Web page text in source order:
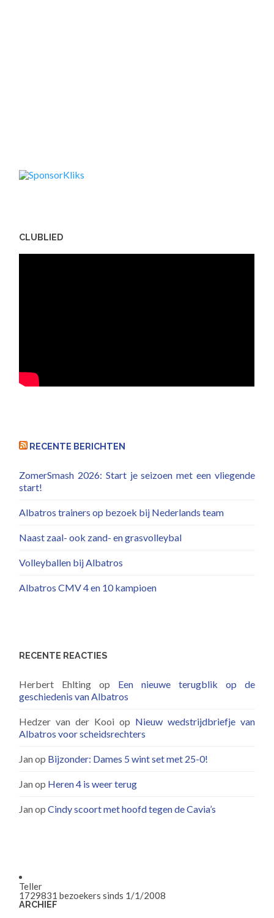
CLUBLIED
RECENTE BERICHTEN
ZomerSmash 2026: Start je seizoen met een vliegende
start!
Albatros trainers op bezoek bij Nederlands team
Naast zaal- ook zand- en grasvolleybal
Volleyballen bij Albatros
Albatros CMV 4 en 10 kampioen
RECENTE REACTIES
Herbert Ehlting op Een nieuwe terugblik op de
geschiedenis van Albatros
Hedzer van der Kooi op Nieuw wedstrijdbriefje van
Albatros voor scheidsrechters
Janop Bijzonder: Dames 5 wint set met 25-0!
Janop Heren 4 is weer terug
JanopCindy scoort met hoofd tegen de Cavia’s
Teller
1729831 bezoekers sinds 1/1/2008
ARCHIEF